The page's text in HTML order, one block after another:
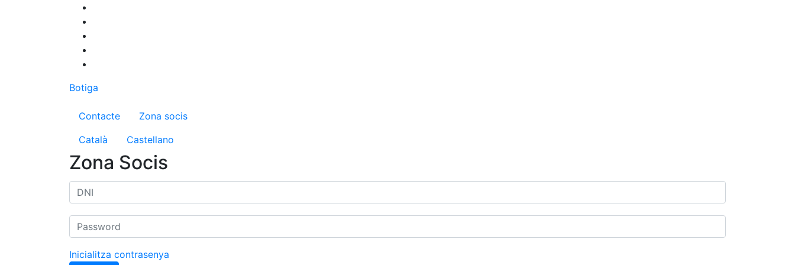
Botiga
Menú del compte d'usuari
Contacte
Zona socis
Català
Castellano
Zona Socis
Inicialitza contrasenya